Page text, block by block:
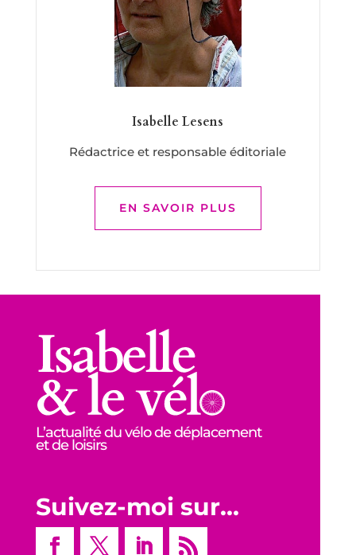
Isabelle Lesens
Rédactrice et responsable éditoriale
EN SAVOIR PLUS
L’actualité du vélo de déplacement
et de loisirs
Suivez-moi sur…